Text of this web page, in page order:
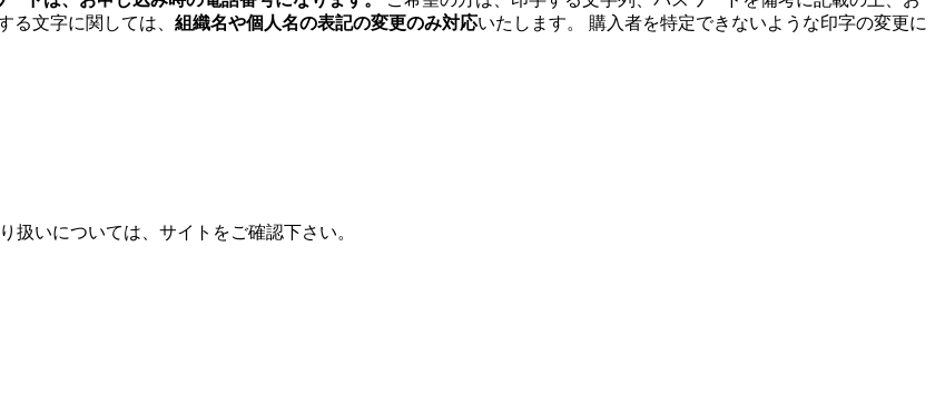
る文字に関しては、 組織名や個人名の表記の変更のみ対応いたします。 購入者を特定できないような印字の変更に
扱いについては、サイトをご確認下さい。